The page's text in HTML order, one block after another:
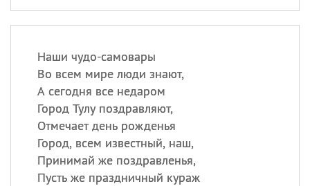
Наши чудо-самовары
Во всем мире люди знают,
А сегодня все недаром
Город Тулу поздравляют,
Отмечает день рожденья
Город, всем известный, наш,
Принимай же поздравленья,
Пусть же праздничный кураж